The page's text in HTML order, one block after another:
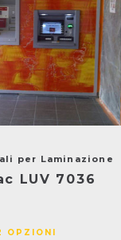
per Laminazione
LUV 7036
OPZIONI